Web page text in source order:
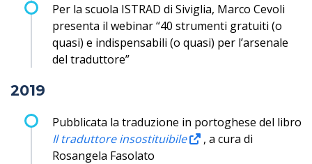
Per la scuola ISTRAD di Siviglia, Marco Cevoli
presenta il webinar “40 strumenti gratuiti (o
quasi) e indispensabili (o quasi) per l’arsenale
del traduttore”
2019
Pubblicata la traduzione in portoghese del libro
Il traduttore insostituibile
, a cura di
Rosangela Fasolato